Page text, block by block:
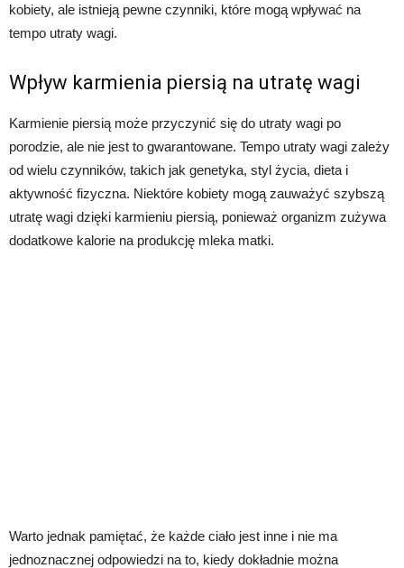
kobiety, ale istnieją pewne czynniki, które mogą wpływać na
tempo utraty wagi.
Wpływ karmienia piersią na utratę wagi
Karmienie piersią może przyczynić się do utraty wagi po
porodzie, ale nie jest to gwarantowane. Tempo utraty wagi zależy
od wielu czynników, takich jak genetyka, styl życia, dieta i
aktywność fizyczna. Niektóre kobiety mogą zauważyć szybszą
utratę wagi dzięki karmieniu piersią, ponieważ organizm zużywa
dodatkowe kalorie na produkcję mleka matki.
Warto jednak pamiętać, że każde ciało jest inne i nie ma
jednoznacznej odpowiedzi na to, kiedy dokładnie można